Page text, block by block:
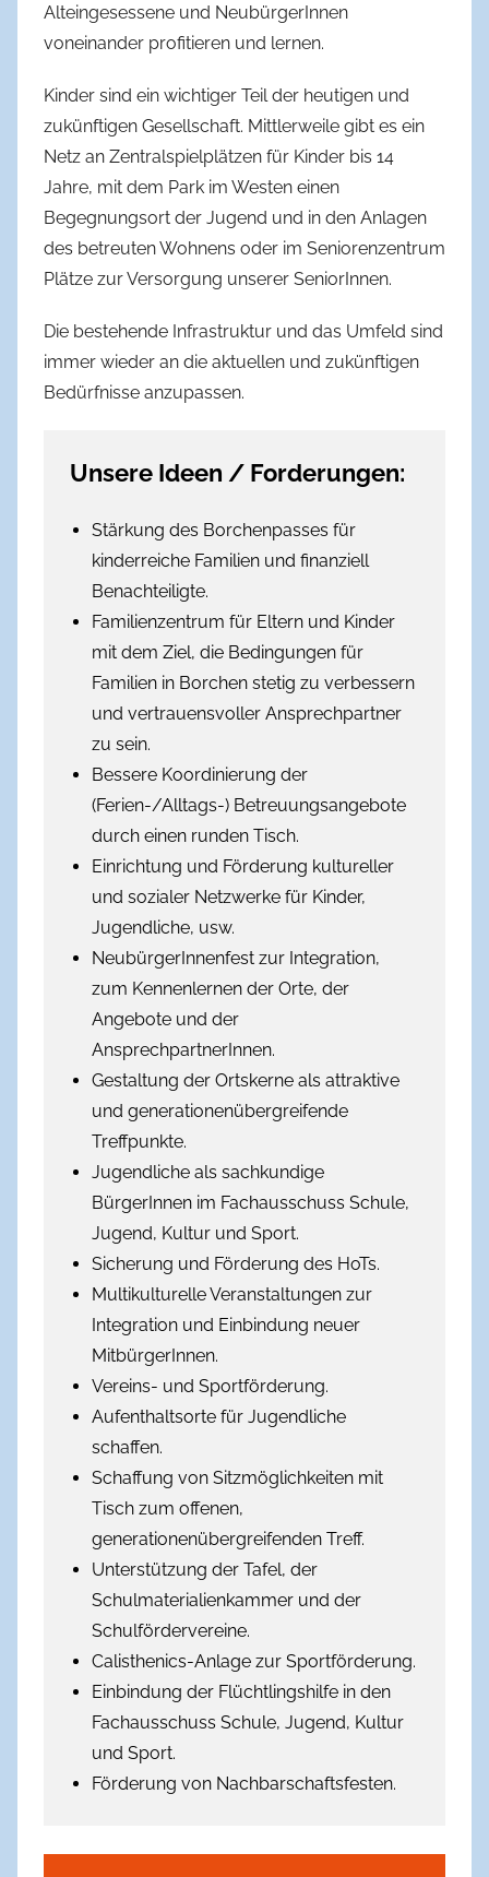
Alteingesessene und NeubürgerInnen
voneinander profitieren und lernen.
Kinder sind ein wichtiger Teil der heutigen und
zukünftigen Gesellschaft. Mittlerweile gibt es ein
Netz an Zentral­spielplätzen für Kinder bis 14
Jahre, mit dem Park im Westen einen
Begegnungsort der Jugend und in den Anlagen
des betreuten Wohnens oder im Seniorenzentrum
Plätze zur Versorgung unserer SeniorInnen.
Die bestehende Infrastruktur und das Umfeld sind
immer wieder an die aktuellen und zukünftigen
Bedürfnisse anzupassen.
Unsere Ideen / Forderungen:
Stärkung des Borchenpasses für
kinderreiche Familien und finanziell
Benachteiligte.
Familienzentrum für Eltern und Kinder
mit dem Ziel, die Bedingungen für
Familien in Borchen stetig zu verbessern
und vertrauensvoller Ansprechpartner
zu sein.
Bessere Koordinierung der
(Ferien-/Alltags-) Betreuungsangebote
durch einen runden Tisch.
Einrichtung und Förderung kultureller
und sozialer Netzwerke für Kinder,
Jugendliche, usw.
NeubürgerInnenfest zur Integration,
zum Kennenlernen der Orte, der
Angebote und der
AnsprechpartnerInnen.
Gestaltung der Ortskerne als attraktive
und generationenübergreifende
Treffpunkte.
Jugendliche als sachkundige
BürgerInnen im Fachausschuss Schule,
Jugend, Kultur und Sport.
Sicherung und Förderung des HoTs.
Multikulturelle Veranstaltungen zur
Integration und Einbindung neuer
MitbürgerInnen.
Vereins- und Sportförderung.
Aufenthaltsorte für Jugendliche
schaffen.
Schaffung von Sitzmöglichkeiten mit
Tisch zum offenen,
generationenübergreifenden Treff.
Unterstützung der Tafel, der
Schulmaterialienkammer und der
Schulfördervereine.
Calisthenics-Anlage zur Sportförderung.
Einbindung der Flüchtlingshilfe in den
Fachausschuss Schule, Jugend, Kultur
und Sport.
Förderung von Nachbarschaftsfesten.